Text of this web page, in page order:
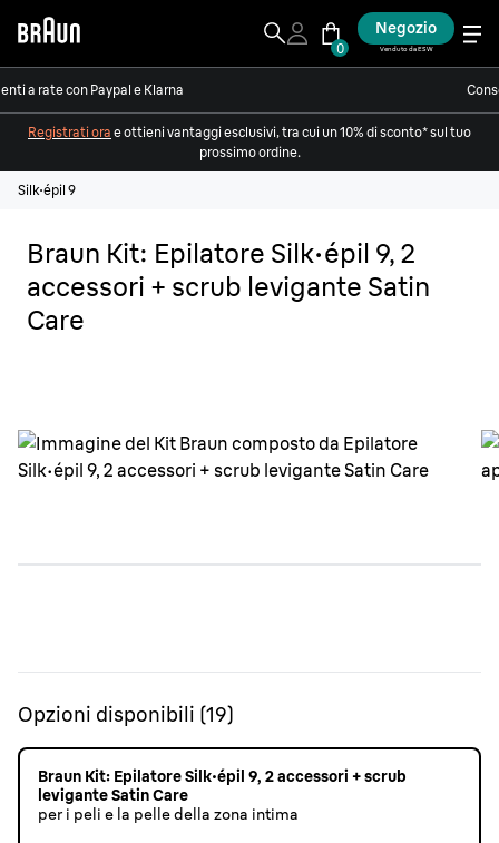
0
Negozio
Venduto da ESW
a rate con Paypal e Klarna
Registrati ora e ottieni vantaggi esclusivi, tra cui un 10% di sconto* sul tuo
prossimo ordine.
Silk·épil 9
Braun Kit: Epilatore Silk·épil 9, 2
accessori + scrub levigante Satin
Care
Opzioni disponibili (19)
Braun Kit: Epilatore Silk·épil 9, 2 accessori + scrub
levigante Satin Care
per i peli e la pelle della zona intima